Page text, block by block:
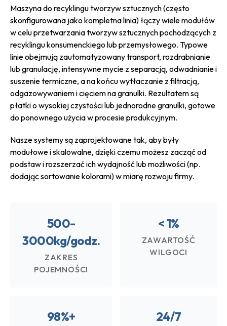
Maszyna do recyklingu tworzyw sztucznych (często
skonfigurowana jako kompletna linia) łączy wiele modułów
w celu przetwarzania tworzyw sztucznych pochodzących z
recyklingu konsumenckiego lub przemysłowego. Typowe
linie obejmują zautomatyzowany transport, rozdrabnianie
lub granulację, intensywne mycie z separacją, odwadnianie i
suszenie termiczne, a na końcu wytłaczanie z filtracją,
odgazowywaniem i cięciem na granulki. Rezultatem są
płatki o wysokiej czystości lub jednorodne granulki, gotowe
do ponownego użycia w procesie produkcyjnym.
Nasze systemy są zaprojektowane tak, aby były
modułowe i skalowalne, dzięki czemu możesz zacząć od
podstaw i rozszerzać ich wydajność lub możliwości (np.
dodając sortowanie kolorami) w miarę rozwoju firmy.
500-
3000kg/godz.
ZAKRES
POJEMNOŚCI
< 1%
ZAWARTOŚĆ
WILGOCI
98%+ 24/7